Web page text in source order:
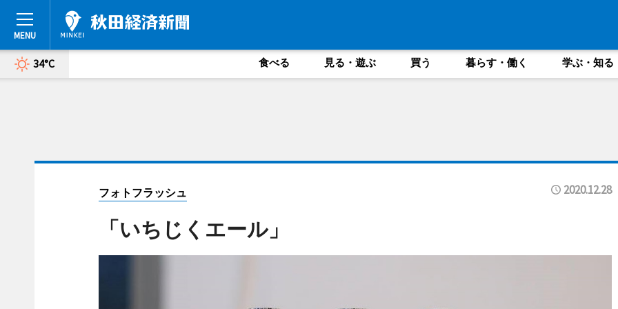
34°C 食べる 見る・遊ぶ 買う 暮らす・働く 学ぶ・知る
フォトフラッシュ 2020.12.28
「いちじくエール」